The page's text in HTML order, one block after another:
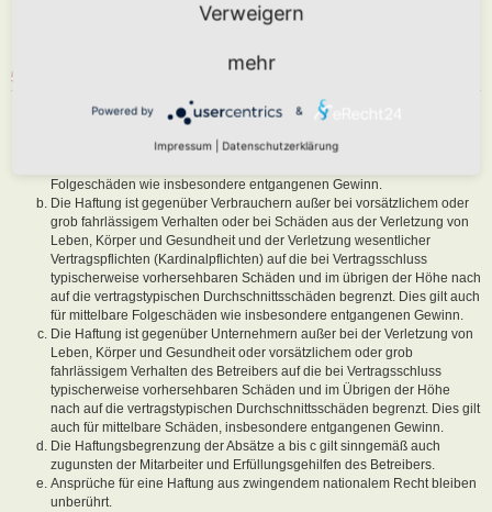
die Art und Weise, wie die Software verwendet wird. Sie können
insbesondere die Verwendung der Software für bestimmte Zwecke nicht
5. GEWÄHRLEISTUNG
Der Betreiber haftet mit Ausnahme der Verletzung von Leben, Körper
und Gesundheit und der Verletzung wesentlicher Vertragspflichten
(Kardinalpflichten) nur für Schäden, die auf ein vorsätzliches oder grob
Folgeschäden wie insbesondere entgangenen Gewinn.
Die Haftung ist gegenüber Verbrauchern außer bei vorsätzlichem oder
grob fahrlässigem Verhalten oder bei Schäden aus der Verletzung von
Leben, Körper und Gesundheit und der Verletzung wesentlicher
Vertragspflichten (Kardinalpflichten) auf die bei Vertragsschluss
typischerweise vorhersehbaren Schäden und im übrigen der Höhe nach
auf die vertragstypischen Durchschnittsschäden begrenzt. Dies gilt auch
für mittelbare Folgeschäden wie insbesondere entgangenen Gewinn.
Die Haftung ist gegenüber Unternehmern außer bei der Verletzung von
Leben, Körper und Gesundheit oder vorsätzlichem oder grob
fahrlässigem Verhalten des Betreibers auf die bei Vertragsschluss
typischerweise vorhersehbaren Schäden und im Übrigen der Höhe
nach auf die vertragstypischen Durchschnittsschäden begrenzt. Dies gilt
auch für mittelbare Schäden, insbesondere entgangenen Gewinn.
Die Haftungsbegrenzung der Absätze a bis c gilt sinngemäß auch
zugunsten der Mitarbeiter und Erfüllungsgehilfen des Betreibers.
Ansprüche für eine Haftung aus zwingendem nationalem Recht bleiben
unberührt.
Verweigern
mehr
Powered by &
Impressum Datenschutzerklärung